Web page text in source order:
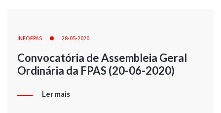
INFOFPAS 28-05-2020
Convocatória de Assembleia Geral
Ordinária da FPAS (20-06-2020)
Ler mais